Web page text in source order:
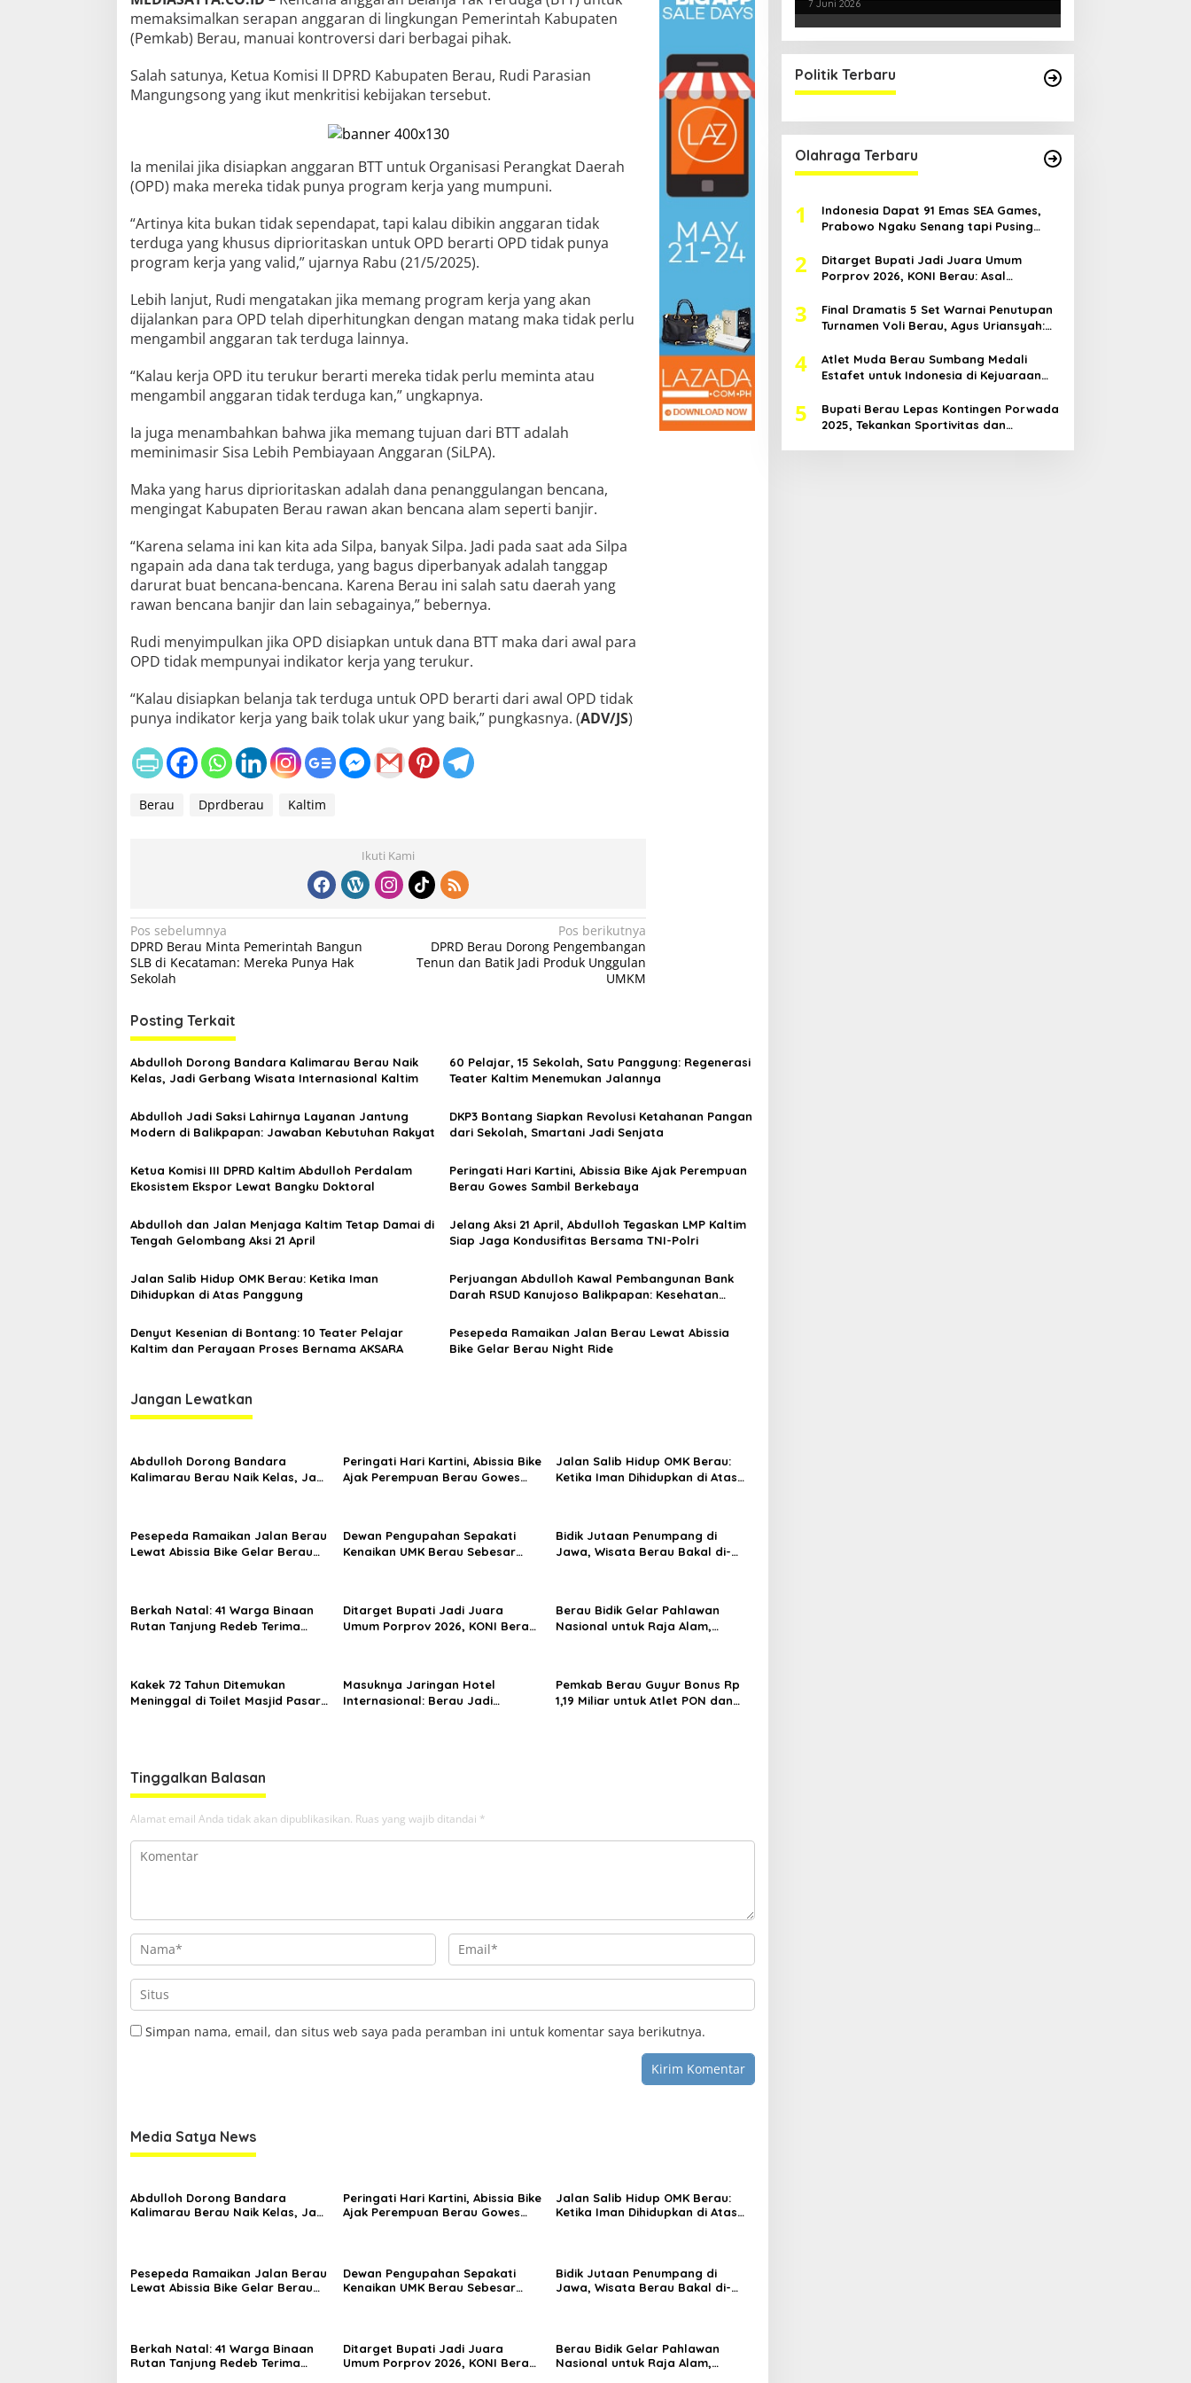
memaksimalkan serapan anggaran di lingkungan Pemerintah Kabupaten
(Pemkab) Berau, manuai kontroversi dari berbagai pihak.
Salah satunya, Ketua Komisi II DPRD Kabupaten Berau, Rudi Parasian
Mangungsong yang ikut menkritisi kebijakan tersebut.
Ia menilai jika disiapkan anggaran BTT untuk Organisasi Perangkat Daerah
(OPD) maka mereka tidak punya program kerja yang mumpuni.
“Artinya kita bukan tidak sependapat, tapi kalau dibikin anggaran tidak
terduga yang khusus diprioritaskan untuk OPD berarti OPD tidak punya
program kerja yang valid,” ujarnya Rabu (21/5/2025).
Lebih lanjut, Rudi mengatakan jika memang program kerja yang akan
dijalankan para OPD telah diperhitungkan dengan matang maka tidak perlu
mengambil anggaran tak terduga lainnya.
“Kalau kerja OPD itu terukur berarti mereka tidak perlu meminta atau
mengambil anggaran tidak terduga kan,” ungkapnya.
Ia juga menambahkan bahwa jika memang tujuan dari BTT adalah
meminimasir Sisa Lebih Pembiayaan Anggaran (SiLPA).
Maka yang harus diprioritaskan adalah dana penanggulangan bencana,
mengingat Kabupaten Berau rawan akan bencana alam seperti banjir.
“Karena selama ini kan kita ada Silpa, banyak Silpa. Jadi pada saat ada Silpa
ngapain ada dana tak terduga, yang bagus diperbanyak adalah tanggap
darurat buat bencana-bencana. Karena Berau ini salah satu daerah yang
rawan bencana banjir dan lain sebagainya,” bebernya.
Rudi menyimpulkan jika OPD disiapkan untuk dana BTT maka dari awal para
OPD tidak mempunyai indikator kerja yang terukur.
“Kalau disiapkan belanja tak terduga untuk OPD berarti dari awal OPD tidak
punya indikator kerja yang baik tolak ukur yang baik,” pungkasnya. (ADV/JS)
Berau Dprdberau Kaltim
Ikuti Kami
N
a
v
i
g
a
s
i
p
s
Pos sebelumnya
DPRD Berau Minta Pemerintah Bangun
SLB di Kecataman: Mereka Punya Hak
Sekolah
Pos berikutnya
DPRD Berau Dorong Pengembangan
Tenun dan Batik Jadi Produk Unggulan
UMKM
Posting Terkait
Abdulloh Dorong Bandara Kalimarau Berau Naik
Kelas, Jadi Gerbang Wisata Internasional Kaltim
60 Pelajar, 15 Sekolah, Satu Panggung: Regenerasi
Teater Kaltim Menemukan Jalannya
Abdulloh Jadi Saksi Lahirnya Layanan Jantung
Modern di Balikpapan: Jawaban Kebutuhan Rakyat
DKP3 Bontang Siapkan Revolusi Ketahanan Pangan
dari Sekolah, Smartani Jadi Senjata
Ketua Komisi III DPRD Kaltim Abdulloh Perdalam
Ekosistem Ekspor Lewat Bangku Doktoral
Peringati Hari Kartini, Abissia Bike Ajak Perempuan
Berau Gowes Sambil Berkebaya
Abdulloh dan Jalan Menjaga Kaltim Tetap Damai di
Tengah Gelombang Aksi 21 April
Jelang Aksi 21 April, Abdulloh Tegaskan LMP Kaltim
Siap Jaga Kondusifitas Bersama TNI-Polri
Jalan Salib Hidup OMK Berau: Ketika Iman
Dihidupkan di Atas Panggung
Perjuangan Abdulloh Kawal Pembangunan Bank
Darah RSUD Kanujoso Balikpapan: Kesehatan
Denyut Kesenian di Bontang: 10 Teater Pelajar
Kaltim dan Perayaan Proses Bernama AKSARA
Pesepeda Ramaikan Jalan Berau Lewat Abissia
Bike Gelar Berau Night Ride
Jangan Lewatkan
Abdulloh Dorong Bandara
Kalimarau Berau Naik Kelas, Jadi
Peringati Hari Kartini, Abissia Bike
Ajak Perempuan Berau Gowes
Jalan Salib Hidup OMK Berau:
Ketika Iman Dihidupkan di Atas
Pesepeda Ramaikan Jalan Berau
Lewat Abissia Bike Gelar Berau
Dewan Pengupahan Sepakati
Kenaikan UMK Berau Sebesar
Bidik Jutaan Penumpang di
Jawa, Wisata Berau Bakal di-
Berkah Natal: 41 Warga Binaan
Rutan Tanjung Redeb Terima
Ditarget Bupati Jadi Juara
Umum Porprov 2026, KONI Berau:
Berau Bidik Gelar Pahlawan
Nasional untuk Raja Alam,
Kakek 72 Tahun Ditemukan
Meninggal di Toilet Masjid Pasar
Masuknya Jaringan Hotel
Internasional: Berau Jadi
Pemkab Berau Guyur Bonus Rp
1,19 Miliar untuk Atlet PON dan
Tinggalkan Balasan
Alamat email Anda tidak akan dipublikasikan. Ruas yang wajib ditandai *
Simpan nama, email, dan situs web saya pada peramban ini untuk komentar saya berikutnya.
Media Satya News
Abdulloh Dorong Bandara
Kalimarau Berau Naik Kelas, Jadi
Peringati Hari Kartini, Abissia Bike
Ajak Perempuan Berau Gowes
Jalan Salib Hidup OMK Berau:
Ketika Iman Dihidupkan di Atas
Pesepeda Ramaikan Jalan Berau
Lewat Abissia Bike Gelar Berau
Dewan Pengupahan Sepakati
Kenaikan UMK Berau Sebesar
Bidik Jutaan Penumpang di
Jawa, Wisata Berau Bakal di-
Berkah Natal: 41 Warga Binaan
Rutan Tanjung Redeb Terima
Ditarget Bupati Jadi Juara
Umum Porprov 2026, KONI Berau:
Berau Bidik Gelar Pahlawan
Nasional untuk Raja Alam,
7 Juni 2026
Politik Terbaru
Olahraga Terbaru
1
Indonesia Dapat 91 Emas SEA Games,
Prabowo Ngaku Senang tapi Pusing
2
Ditarget Bupati Jadi Juara Umum
Porprov 2026, KONI Berau: Asal
3
Final Dramatis 5 Set Warnai Penutupan
Turnamen Voli Berau, Agus Uriansyah:
4
Atlet Muda Berau Sumbang Medali
Estafet untuk Indonesia di Kejuaraan
5
Bupati Berau Lepas Kontingen Porwada
2025, Tekankan Sportivitas dan